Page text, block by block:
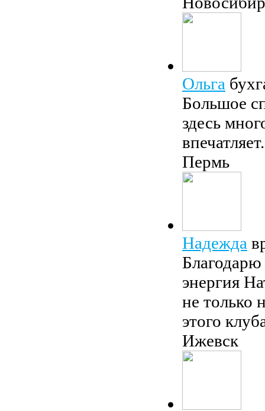
Ольга
Большое
здесь
Пермь
Надежда
энергия
не только
этого
Ижевск